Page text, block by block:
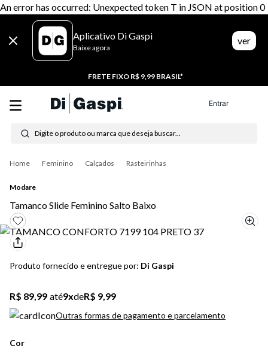
An error has occurred: Unexpected token T in JSON at position 0
Aplicativo Di Gaspi
Baixe agora
ver
20% CASHBACK
Entrar
Digite o produto ou marca que deseja buscar...
Feminino Calçados Rasteirinhas
Modare
Tamanco Slide Feminino Salto Baixo
Produto fornecido e entregue por: Di Gaspi
R$ 89,99 até9xdeR$ 9,99
Outras formas de pagamento e parcelamento
Cor
Termos mais buscados
1º tênis feminino
3º moletom
4º tênis masculino
5 º bota
6º sandalia
8º salto